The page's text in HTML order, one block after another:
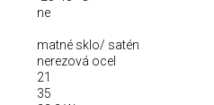
ne
matné sklo/ satén
nerezová ocel
21
35